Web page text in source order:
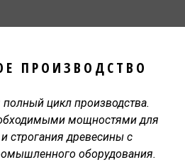
ПРОИЗВОДСТВО
цикл производства.
мощностями для
строгания древесины с
оборудования.